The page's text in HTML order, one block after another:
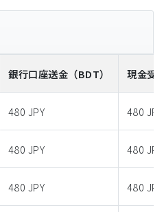
銀行口座送金 （BDT） 現金受
480 JPY 480 JPY
480 JPY 480 JPY
480 JPY 480 JPY